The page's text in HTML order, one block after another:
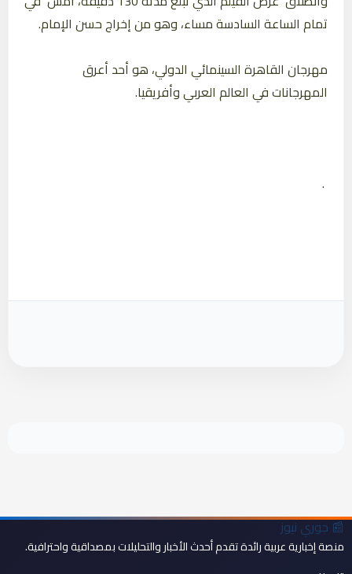
تمام الساعة السادسة مساء، وهو من إخراج حسن الإمام.
مهرجان القاهرة السينمائي الدولي، هو أحد أعرق
المهرجانات في العالم العربي وأفريقيا.
.
📰جوري نيوز
منصة إخبارية عربية رائدة تقدم أحدث الأخبار والتحليلات بمصداقية واحترافية.